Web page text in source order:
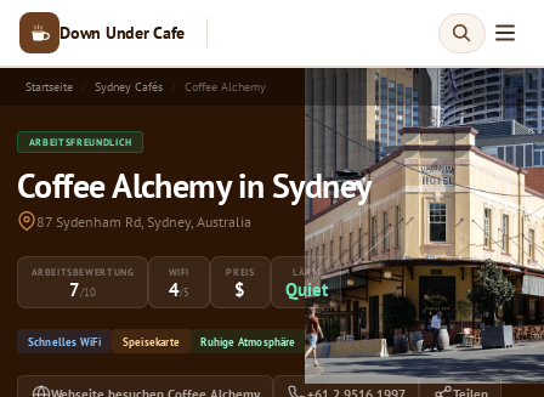
Down Under Cafe
Startseite Sydney Cafés Coffee Alchemy
ARBEITSFREUNDLICH
Coffee Alchemy in Sydney
87 Sydenham Rd, Sydney, Australia
ARBEITSBEWERTUNG
7/10
WIFI
4/5
PREIS
$
LÄRM
Quiet
Schnelles WiFi Speisekarte Ruhige Atmosphäre